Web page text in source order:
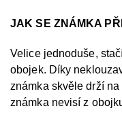
JAK SE ZNÁMKA
Velice jednoduše,
obojek. Díky
známka skvěle drží
známka nevisí z